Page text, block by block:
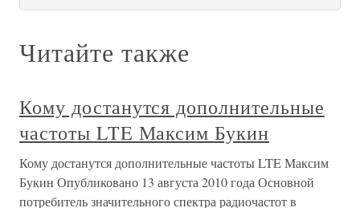
Читайте также
Кому достанутся дополнительные
частоты LTE Максим Букин
Кому достанутся дополнительные частоты LTE Максим
Букин Опубликовано 13 августа 2010 года Основной
потребитель значительного спектра радиочастот в